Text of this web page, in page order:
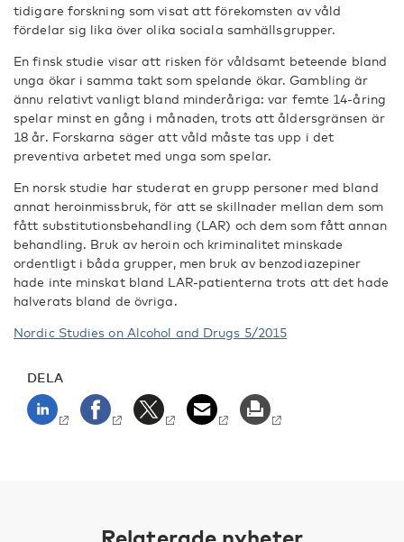
tidigare forskning som visat att förekomsten av våld
fördelar sig lika över olika sociala samhällsgrupper.
En finsk studie visar att risken för våldsamt beteende bland
unga ökar i samma takt som spelande ökar. Gambling är
ännu relativt vanligt bland minderåriga: var femte 14-åring
spelar minst en gång i månaden, trots att åldersgränsen är
18 år. Forskarna säger att våld måste tas upp i det
preventiva arbetet med unga som spelar.
En norsk studie har studerat en grupp personer med bland
annat heroinmissbruk, för att se skillnader mellan dem som
fått substitutionsbehandling (LAR) och dem som fått annan
behandling. Bruk av heroin och kriminalitet minskade
ordentligt i båda grupper, men bruk av benzodiazepiner
hade inte minskat bland LAR-patienterna trots att det hade
halverats bland de övriga.
Nordic Studies on Alcohol and Drugs 5/2015
DELA